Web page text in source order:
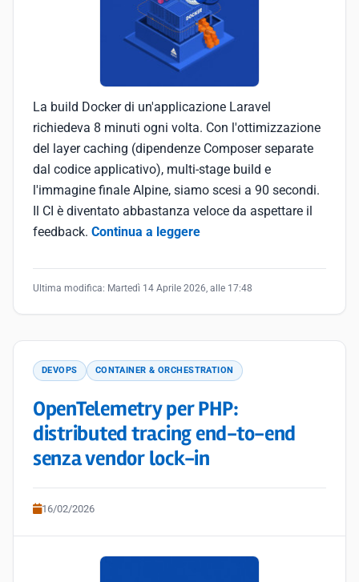
La build Docker di un'applicazione Laravel
richiedeva 8 minuti ogni volta. Con l'ottimizzazione
del layer caching (dipendenze Composer separate
dal codice applicativo), multi-stage build e
l'immagine finale Alpine, siamo scesi a 90 secondi.
Il CI è diventato abbastanza veloce da aspettare il
feedback. Continua a leggere
Ultima modifica: Martedì 14 Aprile 2026, alle 17:48
DEVOPS CONTAINER & ORCHESTRATION
OpenTelemetry per PHP:
distributed tracing end-to-end
senza vendor lock-in
16/02/2026